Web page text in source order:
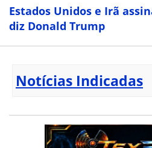
Estados Unidos e Irã
diz Donald Trump
Notícias Indicadas